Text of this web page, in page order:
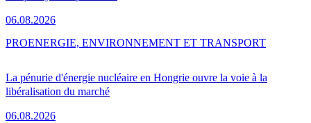
06.08.2026
La pénurie d'énergie nucléaire en Hongrie ouvre la voie à la
libéralisation du marché
06.08.2026
PROENERGIE, ENVIRONNEMENT ET TRANSPORT